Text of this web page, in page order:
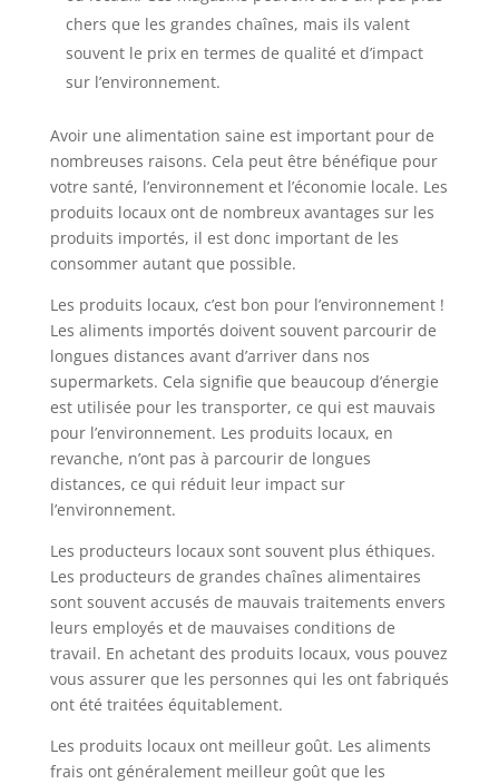
chers que les grandes chaînes, mais ils valent
souvent le prix en termes de qualité et d’impact
sur l’environnement.
Avoir une alimentation saine est important pour de
nombreuses raisons. Cela peut être bénéfique pour
votre santé, l’environnement et l’économie locale. Les
produits locaux ont de nombreux avantages sur les
produits importés, il est donc important de les
consommer autant que possible.
Les produits locaux, c’est bon pour l’environnement !
Les aliments importés doivent souvent parcourir de
longues distances avant d’arriver dans nos
supermarkets. Cela signifie que beaucoup d’énergie
est utilisée pour les transporter, ce qui est mauvais
pour l’environnement. Les produits locaux, en
revanche, n’ont pas à parcourir de longues
distances, ce qui réduit leur impact sur
l’environnement.
Les producteurs locaux sont souvent plus éthiques.
Les producteurs de grandes chaînes alimentaires
sont souvent accusés de mauvais traitements envers
leurs employés et de mauvaises conditions de
travail. En achetant des produits locaux, vous pouvez
vous assurer que les personnes qui les ont fabriqués
ont été traitées équitablement.
Les produits locaux ont meilleur goût. Les aliments
frais ont généralement meilleur goût que les